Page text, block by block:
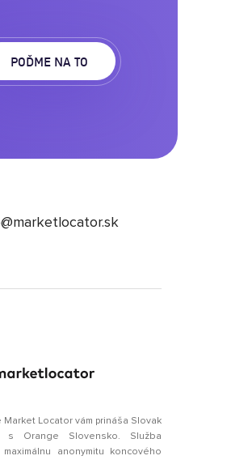
Market Locator vám prináša Slovak
s Orange Slovensko. Služba
maximálnu anonymitu koncového